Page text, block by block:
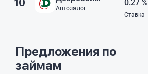
10 Автозалог
0.27 %
Ставка
Предложения по
займам